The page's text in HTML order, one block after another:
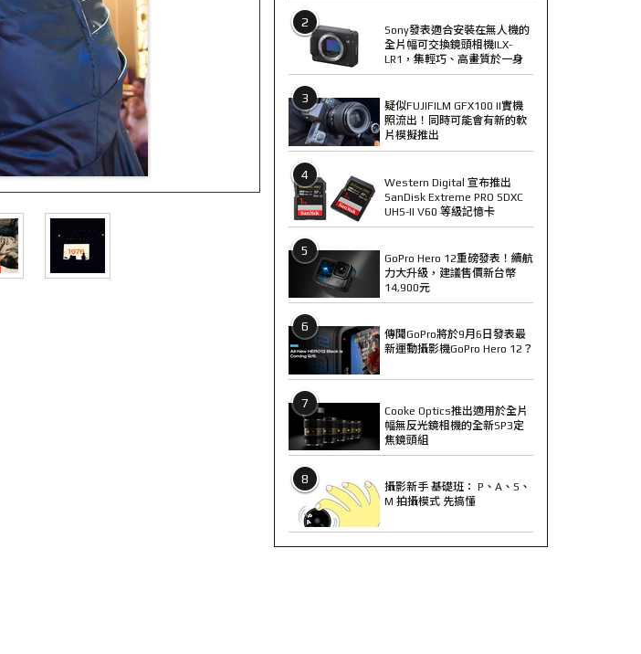
2
Sony發表適合安裝在無人機的
全片幅可交換鏡頭相機ILX-
LR1，集輕巧、高畫質於一身
3
疑似FUJIFILM GFX100 II實機
照流出！同時可能會有新的軟
片模擬推出
4
Western Digital 宣布推出
SanDisk Extreme PRO SDXC
UHS-II V60 等級記憶卡
5
GoPro Hero 12重磅發表！續航
力大升級，建議售價新台幣
14,900元
6
傳聞GoPro將於9月6日發表最
新運動攝影機GoPro Hero 12？
7
Cooke Optics推出適用於全片
幅無反光鏡相機的全新SP3定
焦鏡頭組
8
攝影新手 基礎班： P、A、S、
M 拍攝模式 先搞懂